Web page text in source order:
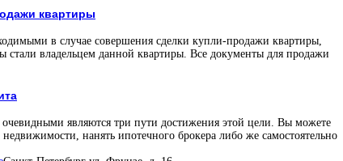
квартиры
в случае совершения сделки купли-продажи квартиры,
стали владельцем данной квартиры. Все документы для продажи
являются три пути достижения этой цели. Вы можете
недвижимости, нанять ипотечного брокера либо же самостоятельно